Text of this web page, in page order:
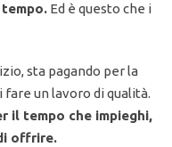
Ed è questo che i
sta pagando per la
un lavoro di qualità.
il tempo che impieghi,
offrire.